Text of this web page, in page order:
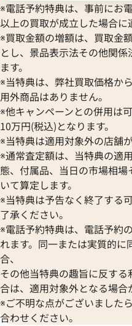
※電話予約特典は、事前にお
以上の買取が成立した場合に
※買取金額の増額は、買取金
とし、景品表示法その他関
ます。
※当特典は、弊社買取価格か
用外商品はありません。
※他キャンペーンとの併用は
10万円(税込)となります。
※当特典は適用対象外の店舗が
※通常査定額は、当特典の適
態、付属品、当日の市場相
いて算定します。
※当特典は予告なく終了する
了承ください。
※電話予約特典は、電話予約
れます。同一または実質的
合、
その他当特典の趣旨に反す
合は、適用対象外となる場合
※ご不明な点がございました
合わせください。